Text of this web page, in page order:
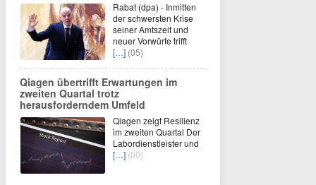
Rabat (dpa) - Inmitten
der schwersten Krise
seiner Amtszeit und
neuer Vorwürfe trifft
[…] (05)
Qiagen übertrifft Erwartungen im
zweiten Quartal trotz
herausforderndem Umfeld
Qiagen zeigt Resilienz
im zweiten Quartal Der
Labordienstleister und
[…] (00)